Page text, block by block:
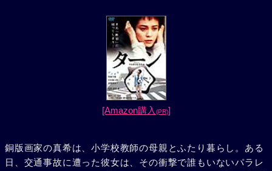
[Amazon購入 (PR)]
銅版画家の真希は、小学校教師の母親とふたり暮らし。ある
日、交通事故に遭った彼女は、その衝撃で誰もいないパラレ